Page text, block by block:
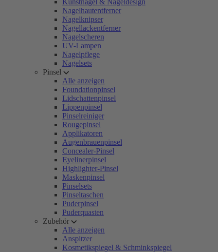
Kunstnägel & Nageldesign
Nagelhautentferner
Nagelknipser
Nagellackentferner
Nagelscheren
UV-Lampen
Nagelpflege
Nagelsets
Pinsel
Alle anzeigen
Foundationpinsel
Lidschattenpinsel
Lippenpinsel
Pinselreiniger
Rougepinsel
Applikatoren
Augenbrauenpinsel
Concealer-Pinsel
Eyelinerpinsel
Highlighter-Pinsel
Maskenpinsel
Pinselsets
Pinseltaschen
Puderpinsel
Puderquasten
Zubehör
Alle anzeigen
Anspitzer
Kosmetikspiegel & Schminkspiegel